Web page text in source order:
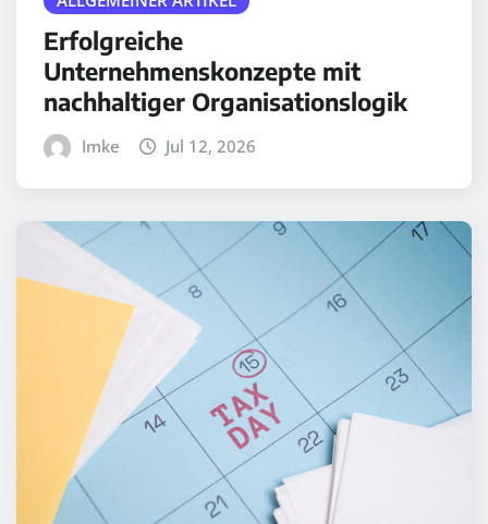
Erfolgreiche
Unternehmenskonzepte mit
nachhaltiger Organisationslogik
Imke Jul 12, 2026